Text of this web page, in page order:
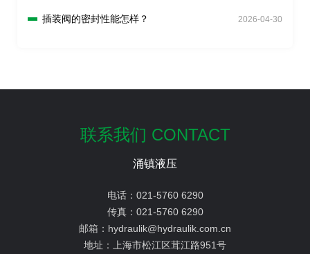
插装阀的密封性能怎样？ 2026-04-30
联系我们 CONTACT
涌镇液压
电话： 021-5760 6290
传真： 021-5760 6290
邮箱： hydraulik@hydraulik.com.cn
地址：
上海市松江区茸江路951号